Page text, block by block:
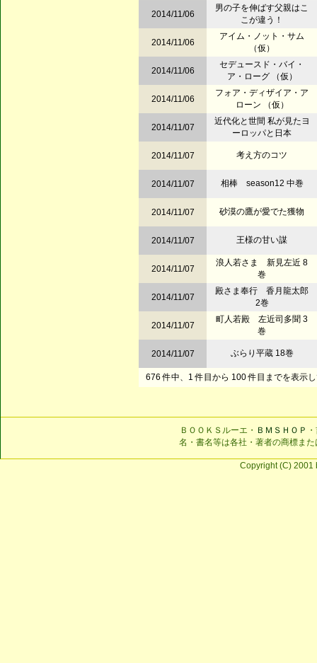
2014/11/06
男の子を伸ばす父親はこ
こが違う！
2014/11/06
アイム・ノット・サム
（仮）
2014/11/06
セデュースド・バイ・
ア・ローグ （仮）
2014/11/06
フォア・ディザイア・ア
ローン （仮）
2014/11/07
近代化と世間 私が見たヨ
ーロッパと日本
2014/11/07 考え方のコツ
2014/11/07 相棒 season12 中巻
2014/11/07 砂漠の鷹が愛でた獲物
2014/11/07 王様の甘い謀
2014/11/07
浪人若さま 新見左近 8
巻
2014/11/07
殿さま奉行 香月龍太郎
2巻
2014/11/07
町人若殿 左近司多聞 3
巻
2014/11/07 ぶらり平蔵 18巻
676 件中、1 件目から 100 件目までを表示
ＢＯＯＫＳルーエ・ ＢＭＳＨＯＰ
名・書名等は各社・著者の商標ま
Copyright (C) 2001